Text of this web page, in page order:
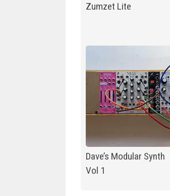
Zumzet Lite
Dave’s Modular Synth
Vol 1